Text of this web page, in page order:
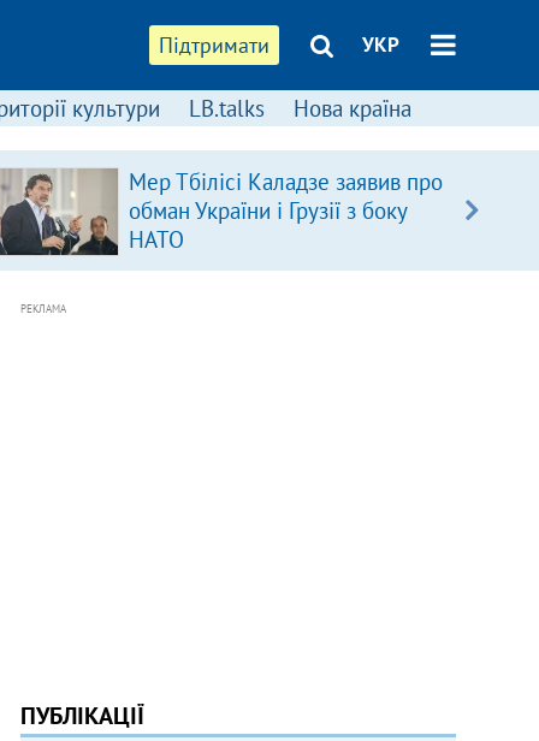
Підтримати УКР
культури LB.talks Нова країна
Мер Тбілісі Каладзе заявив про
обман України і Грузії з боку
НАТО
РЕКЛАМА
ПУБЛІКАЦІЇ